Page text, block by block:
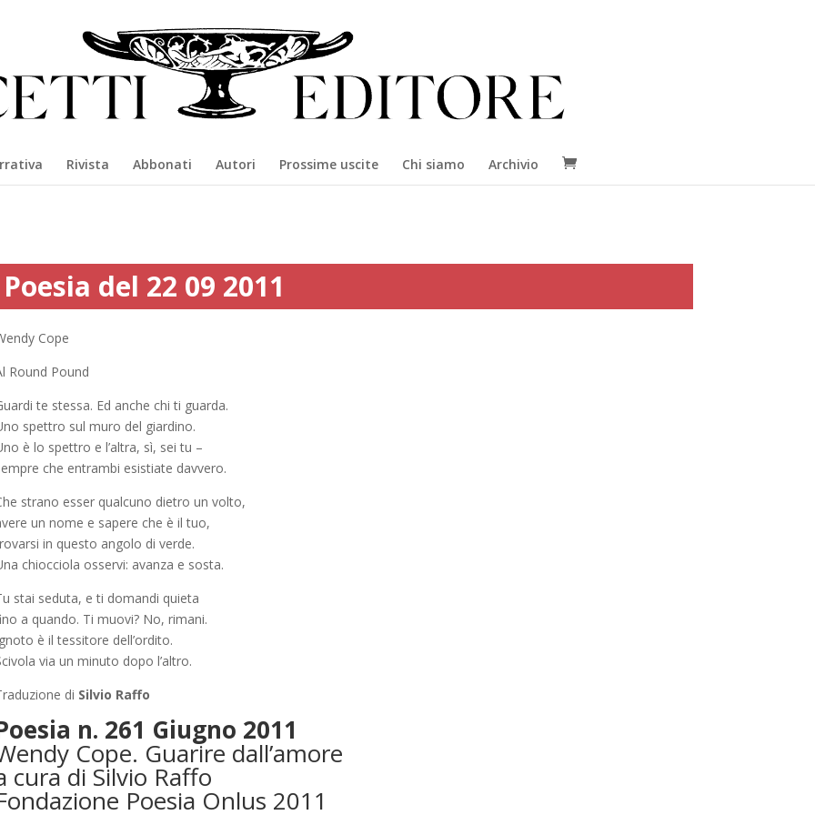
Rivista Abbonati Autori Prossime uscite Chi siamo Archivio
Poesia del 22 09 2011
Cope
Round Pound
te stessa. Ed anche chi ti guarda.
spettro sul muro del giardino.
è lo spettro e l’altra, sì, sei tu –
che entrambi esistiate davvero.
strano esser qualcuno dietro un volto,
un nome e sapere che è il tuo,
in questo angolo di verde.
chiocciola osservi: avanza e sosta.
stai seduta, e ti domandi quieta
a quando. Ti muovi? No, rimani.
è il tessitore dell’ordito.
via un minuto dopo l’altro.
di Silvio Raffo
n. 261 Giugno 2011
Cope. Guarire dall’amore
cura di Silvio Raffo
Poesia Onlus 2011